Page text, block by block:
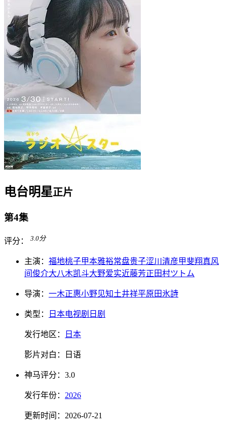
电台明星正片
第4集
评分： 3.0分
主演： 福地桃子甲本雅裕常盘贵子涩川清彦甲斐翔真风
间俊介大八木凯斗大野爱实近藤芳正田村ツトム
导演： 一木正惠小野见知土井祥平原田氷詩
类型： 日本电视剧 日剧
发行地区： 日本
影片对白： 日语
神马评分： 3.0
发行年份： 2026
更新时间： 2026-07-21